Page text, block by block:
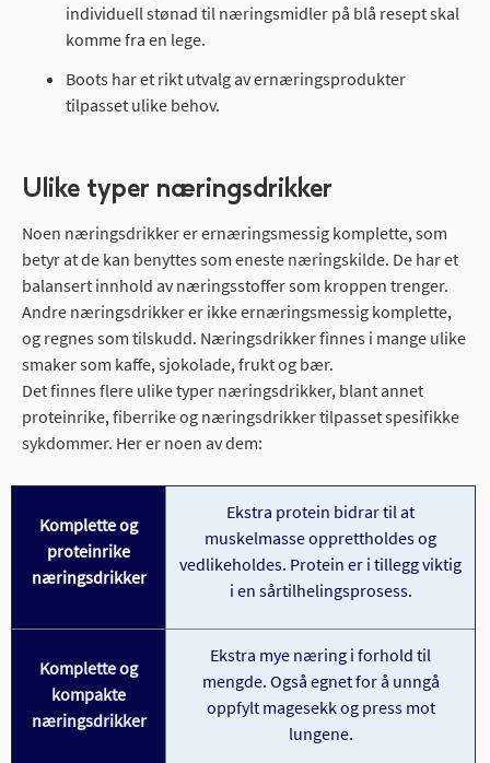
individuell stønad til næringsmidler på blå resept skal
komme fra en lege.
Boots har et rikt utvalg av ernæringsprodukter
tilpasset ulike behov.
Ulike typer næringsdrikker
Noen næringsdrikker er ernæringsmessig komplette, som
betyr at de kan benyttes som eneste næringskilde. De har et
balansert innhold av næringsstoffer som kroppen trenger.
Andre næringsdrikker er ikke ernæringsmessig komplette,
og regnes som tilskudd. Næringsdrikker finnes i mange ulike
smaker som kaffe, sjokolade, frukt og bær.
Det finnes flere ulike typer næringsdrikker, blant annet
proteinrike, fiberrike og næringsdrikker tilpasset spesifikke
sykdommer. Her er noen av dem:
Komplette og
proteinrike
næringsdrikker
Ekstra protein bidrar til at
muskelmasse opprettholdes og
vedlikeholdes. Protein er i tillegg viktig
i en sårtilhelingsprosess.
Komplette og
kompakte
næringsdrikker
Ekstra mye næring i forhold til
mengde. Også egnet for å unngå
oppfylt magesekk og press mot
lungene.